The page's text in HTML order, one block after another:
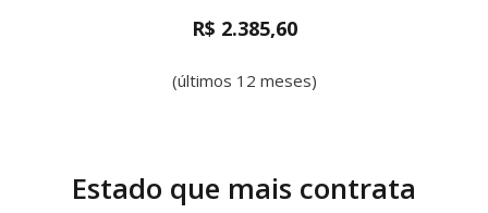
R$ 2.385,60
(últimos 12 meses)
Estado que mais contrata